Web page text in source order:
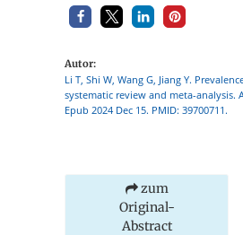
Autor:
Li T, Shi W, Wang G, Jiang Y.
systematic review and meta-analysis.
Epub 2024 Dec 15. PMID: 39700711.
zum
Original-
Abstract